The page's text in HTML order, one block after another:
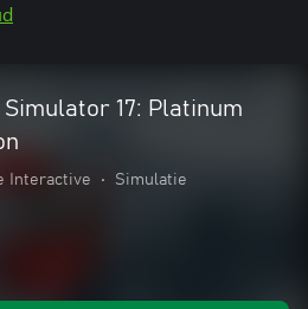
Simulator 17: Platinum
Interactive • Simulatie